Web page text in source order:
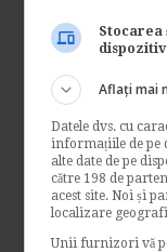
de
de...
→
Stocarea
dispozitiv
Aflați mai
Datele dvs. cu
informațiile de pe
alte date de pe
către 198 de
acest site. Noi și
localizare
Unii furnizori vă